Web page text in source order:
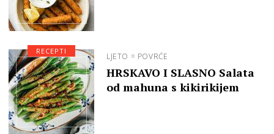
LJETO = POVRĆE
HRSKAVO I SLASNO Salata
od mahuna s kikirikijem
RECEPTI